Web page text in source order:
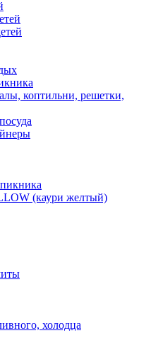
коптильни, решетки,
(каури желтый)
холодца